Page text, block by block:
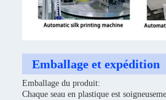
Emballage et expédition
Emballage du produit:
Chaque seau en plastique est